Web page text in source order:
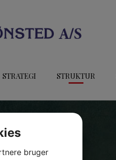
STRATEGI STRUKTUR
bruger